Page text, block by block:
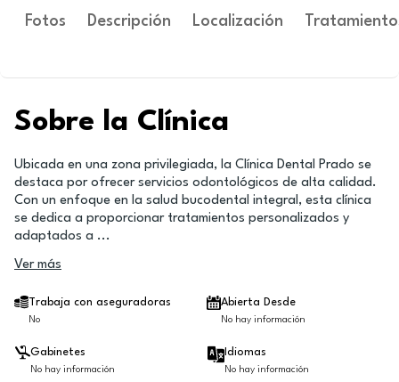
Fotos Descripción Localización
Sobre la Clínica
Ubicada en una zona privilegiada, la Clínica Dental Prado se
destaca por ofrecer servicios odontológicos de alta calidad.
Con un enfoque en la salud bucodental integral, esta clínica
se dedica a proporcionar tratamientos personalizados y
adaptados a ...
Ver más
Trabaja con aseguradoras
No
Abierta Desde
No hay información
Gabinetes
No hay información
Idiomas
No hay información